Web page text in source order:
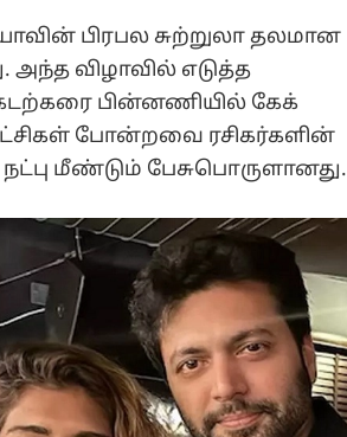
பிரபல சுற்றுலா தலமான
விழாவில் எடுத்த
பின்னணியில் கேக்
போன்றவை ரசிகர்களின்
மீண்டும் பேசுபொருளானது.